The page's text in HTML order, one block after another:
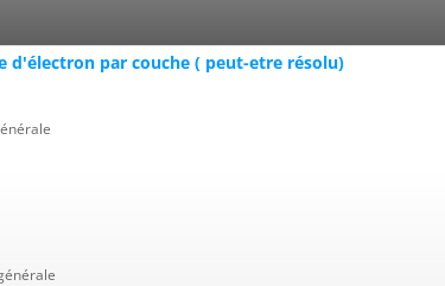
par couche ( peut-etre résolu)